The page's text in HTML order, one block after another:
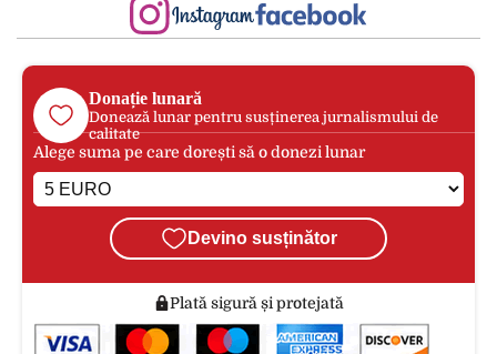
Donație lunară
Donează lunar pentru susținerea jurnalismului de
calitate
Alege suma pe care dorești să o donezi lunar
Devino susținător
Plată sigură și protejată